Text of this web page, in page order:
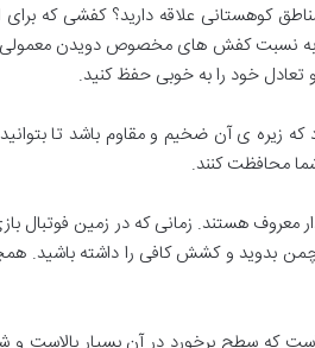
علاقه دارید؟ کفشی که برای
نسبت کفش های مخصوص دویدن
خود را به خوبی حفظ کنید.
ی آن ضخیم و مقاوم باشد تا
محافظت کنند.
هستند. زمانی که در زمین فوتبال
بدوید و کشش کافی را داشته باشید.